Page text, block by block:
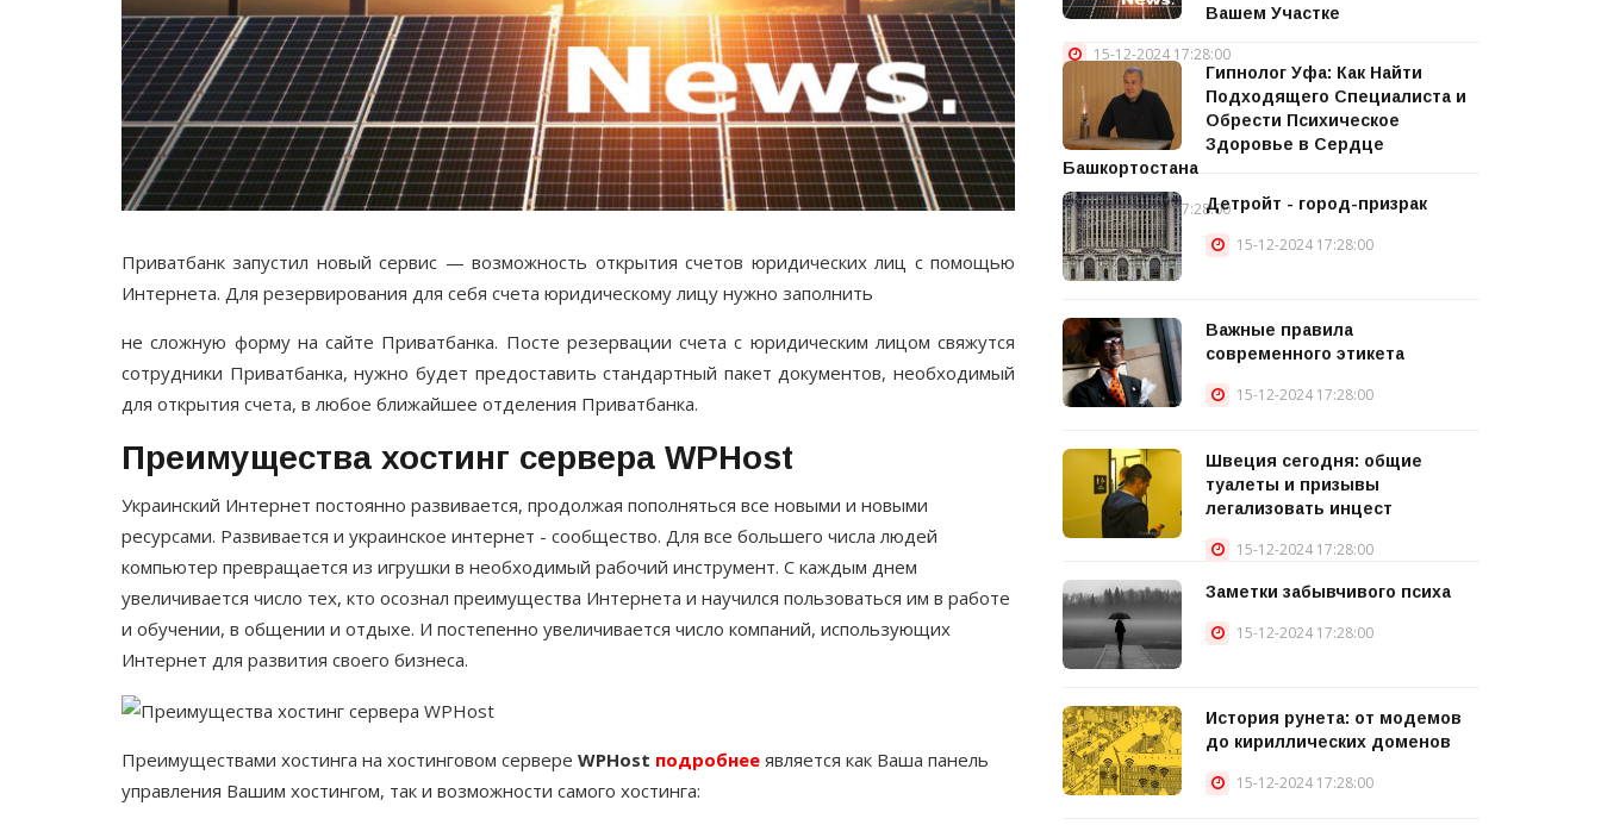
Приватбанк запустил новый сервис — возможность открытия счетов юридических лиц с помощью
Интернета. Для резервирования для себя счета юридическому лицу нужно заполнить
не сложную форму на сайте Приватбанка. Посте резервации счета с юридическим лицом свяжутся
сотрудники Приватбанка, нужно будет предоставить стандартный пакет документов, необходимый
для открытия счета, в любое ближайшее отделения Приватбанка.
Преимущества хостинг сервера WPHost
Украинский Интернет постоянно развивается, продолжая пополняться все новыми и новыми
ресурсами. Развивается и украинское интернет - сообщество. Для все большего числа людей
компьютер превращается из игрушки в необходимый рабочий инструмент. С каждым днем
увеличивается число тех, кто осознал преимущества Интернета и научился пользоваться им в работе
и обучении, в общении и отдыхе. И постепенно увеличивается число компаний, использующих
Интернет для развития своего бизнеса.
Преимуществами хостинга на хостинговом сервере WPHost подробнее является как Ваша панель
управления Вашим хостингом, так и возможности самого хостинга:
Вашем Участке
15-12-2024 17:28:00
Гипнолог Уфа: Как Найти
Подходящего Специалиста и
Обрести Психическое
Здоровье в Сердце
Башкортостана
15-12-2024 17:28:00Детройт - город-призрак
15-12-2024 17:28:00
Важные правила
современного этикета
15-12-2024 17:28:00
Швеция сегодня: общие
туалеты и призывы
легализовать инцест
15-12-2024 17:28:00
Заметки забывчивого психа
15-12-2024 17:28:00
История рунета: от модемов
до кириллических доменов
15-12-2024 17:28:00